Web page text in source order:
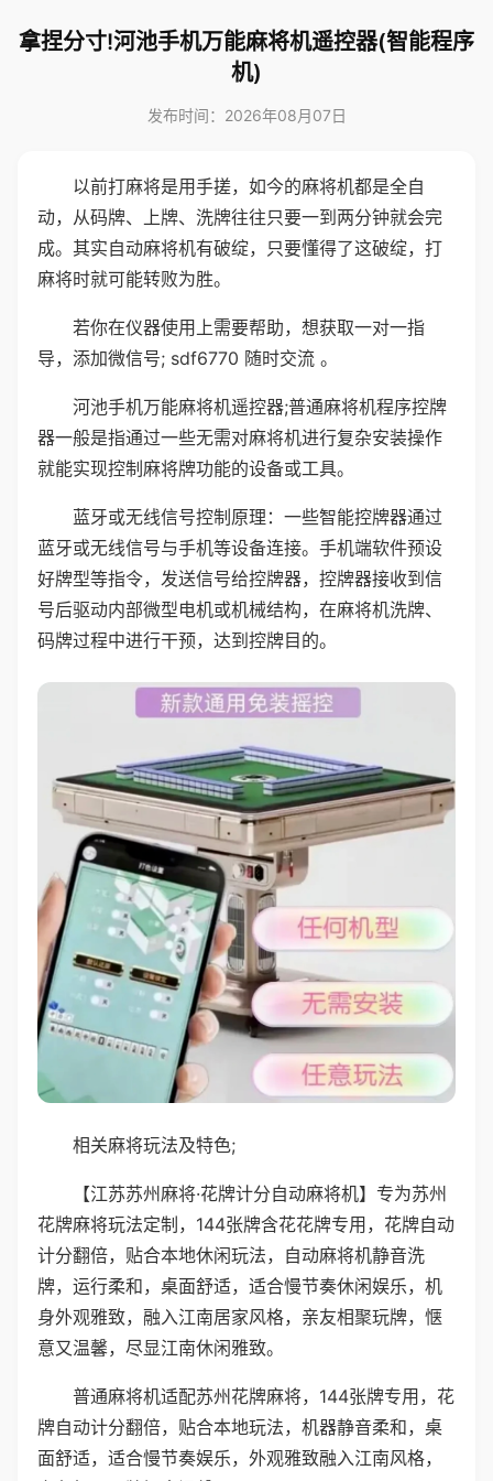
拿捏分寸!河池手机万能麻将机遥控器(智能程序
机)
发布时间：2026年08月07日
以前打麻将是用手搓，如今的麻将机都是全自
动，从码牌、上牌、洗牌往往只要一到两分钟就会完
成。其实自动麻将机有破绽，只要懂得了这破绽，打
麻将时就可能转败为胜。
若你在仪器使用上需要帮助，想获取一对一指
导，添加微信号; sdf6770 随时交流 。
河池手机万能麻将机遥控器;普通麻将机程序控牌
器一般是指通过一些无需对麻将机进行复杂安装操作
就能实现控制麻将牌功能的设备或工具。
蓝牙或无线信号控制原理：一些智能控牌器通过
蓝牙或无线信号与手机等设备连接。手机端软件预设
好牌型等指令，发送信号给控牌器，控牌器接收到信
号后驱动内部微型电机或机械结构，在麻将机洗牌、
码牌过程中进行干预，达到控牌目的。
相关麻将玩法及特色;
【江苏苏州麻将·花牌计分自动麻将机】专为苏州
花牌麻将玩法定制，144张牌含花花牌专用，花牌自动
计分翻倍，贴合本地休闲玩法，自动麻将机静音洗
牌，运行柔和，桌面舒适，适合慢节奏休闲娱乐，机
身外观雅致，融入江南居家风格，亲友相聚玩牌，惬
意又温馨，尽显江南休闲雅致。
普通麻将机适配苏州花牌麻将，144张牌专用，花
牌自动计分翻倍，贴合本地玩法，机器静音柔和，桌
面舒适，适合慢节奏娱乐，外观雅致融入江南风格，